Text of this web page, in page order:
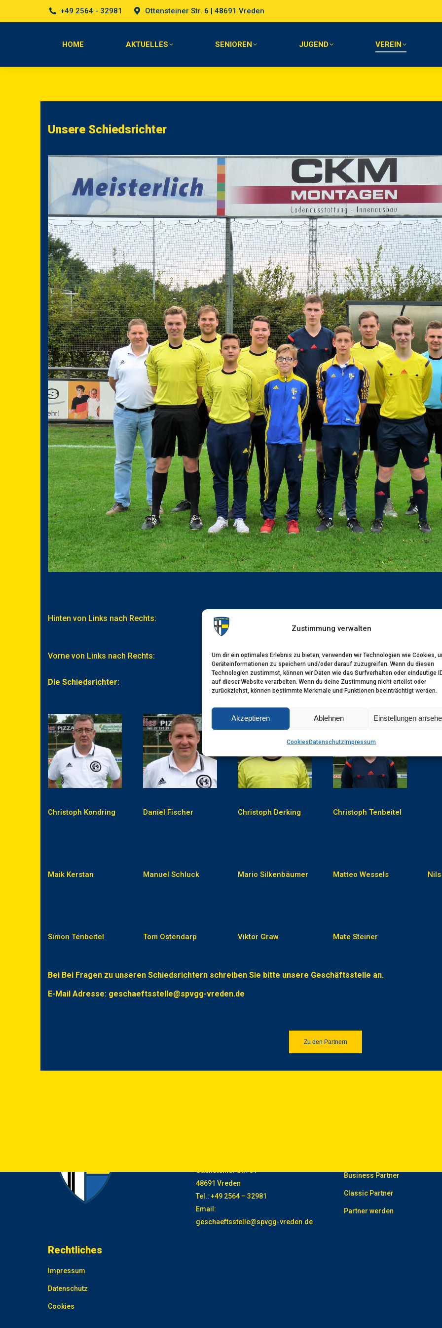
Zustimmung verwalten
Um dir ein optimales Erlebnis zu bieten, verwenden wir Technologien wie Cookies,
Geräteinformationen zu speichern und/oder darauf zuzugreifen. Wenn du diesen
Technologien zustimmst, können wir Daten wie das Surfverhalten oder eindeutige
auf dieser Website verarbeiten. Wenn du deine Zustimmung nicht erteilst oder
zurückziehst, können bestimmte Merkmale und Funktionen beeinträchtigt werden.
Akzeptieren Ablehnen Einstellungen
CookiesDatenschutzImpressum
+49 2564 - 32981 Ottensteiner Str. 6 | 48691 Vreden
HOME AKTUELLES SENIOREN JUGEND VEREIN
Unsere Schiedsrichter
Hinten von Links nach Rechts:
Vorne von Links nach Rechts:
Die Schiedsrichter:
Christoph Kondring Daniel Fischer Christoph Derking Christoph Tenbeitel
Maik Kerstan Manuel Schluck Mario Silkenbäumer Matteo Wessels
Simon Tenbeitel Tom Ostendarp Viktor Graw Mate Steiner
Bei Bei Fragen zu unseren Schiedsrichtern schreiben Sie bitte unsere Geschäftsstelle an.
E-Mail Adresse: geschaeftsstelle@spvgg-vreden.de
Zu den Partnern
Ottensteiner Str. 61
48691 Vreden
Tel.: +49 2564 – 32981
Email:
geschaeftsstelle@spvgg-vreden.de
Business Partner
Classic Partner
Partner werden
Rechtliches
Impressum
Datenschutz
Cookies